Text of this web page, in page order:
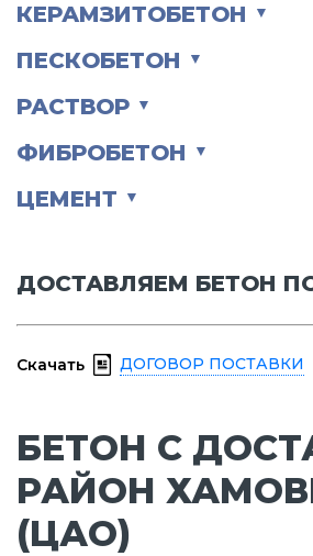
КЕРАМЗИТОБЕТОН ▼
ПЕСКОБЕТОН ▼
РАСТВОР ▼
ФИБРОБЕТОН ▼
ЦЕМЕНТ ▼
ДОСТАВЛЯЕМ БЕТОН
Скачать ДОГОВОР ПОСТАВКИ
БЕТОН С
РАЙОН
(ЦАО)